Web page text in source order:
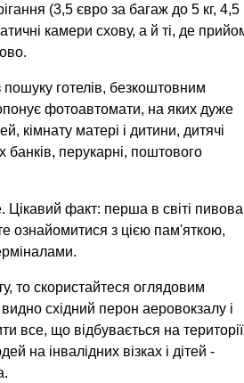
(3,5 євро за багаж до 5 кг, 4,5
камери схову, а й ті, де
готелів, безкоштовним
фотоавтомати, на яких дуже
кімнату матері і дитини, дитячі
перукарні, поштового
факт: перша в світі
ознайомитися з цією пам'яткою,
то скористайтеся оглядовим
східний перон аеровокзалу і
все, що відбувається на
на інвалідних візках і дітей -